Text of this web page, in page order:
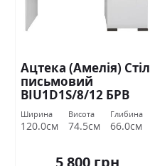
Ацтека (Амелія) Стіл
письмовий
BIU1D1S/8/12 БРВ
Україна
Ширина
120.0см
Висота
74.5см
Глибина
66.0см